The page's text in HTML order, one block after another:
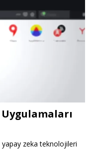
zeka teknolojileri